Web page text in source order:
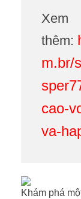
Xem
thêm:
m.br/
cao-
va-
Khám phá